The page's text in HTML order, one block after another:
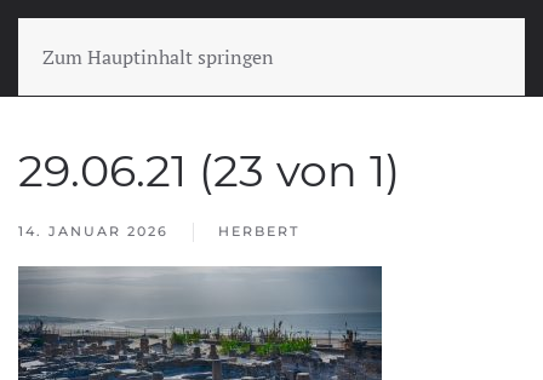
Zum Hauptinhalt springen
29.06.21 (23 von 1)
14. JANUAR 2026 HERBERT